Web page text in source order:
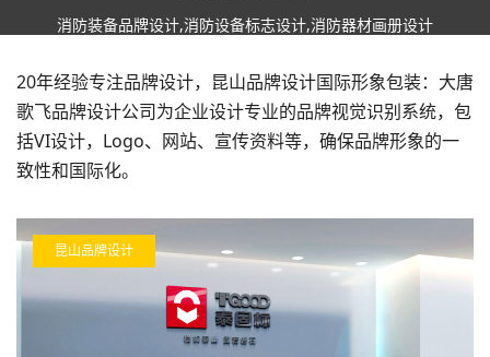
消防装备品牌设计,消防设备标志设计,消防器材画册设计
20年经验专注品牌设计，昆山品牌设计国际形象包装：大唐
歌飞品牌设计公司为企业设计专业的品牌视觉识别系统，包
括VI设计，Logo、网站、宣传资料等，确保品牌形象的一
致性和国际化。
昆山品牌设计